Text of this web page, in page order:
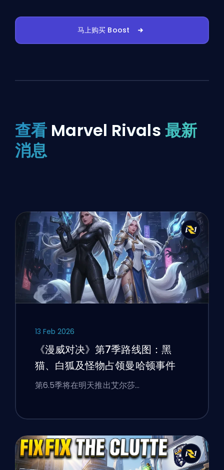
马上购买 Boost
查看 Marvel Rivals 最新
消息
13 Feb 2026
《漫威对决》第7季路线图：黑
猫、白狐及怪物占领曼哈顿事件
第6.5季将在明天推出艾尔莎…